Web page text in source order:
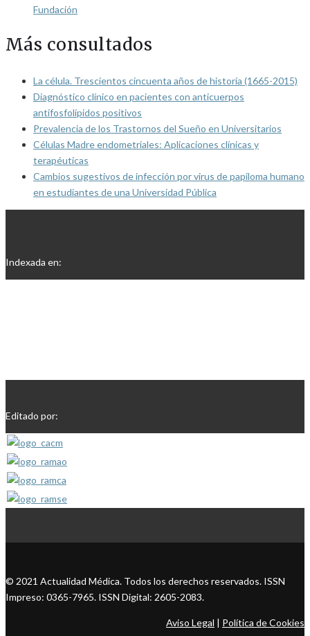
Fundación
Más consultados
La célula. Trescientos cincuenta años de historia (1665-2015)
Diagnóstico clínico en pacientes con anticuerpos
antifosfolípidos positivos
Prevalencia de los Trastornos del Sueño en Universitarios
Células Madre endometriales: Aplicaciones clínicas y
terapéuticas
Cambios sugestivos de infección por virus de papiloma humano
en estudiantes de una Universidad Pública
Indexada en:
Editado por:
© 2021 Actualidad Médica. Todos los derechos reservados. ISSN
Impreso: 0365-7965. ISSN Digital: 2605-2083.
Aviso Legal | Política de Cookies